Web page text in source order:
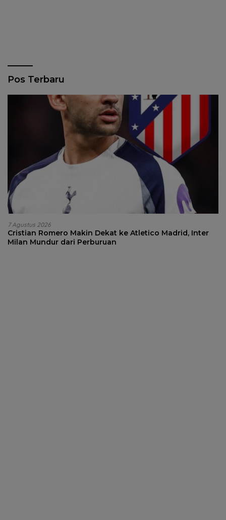
Pos Terbaru
7 Agustus 2026
Cristian Romero Makin Dekat ke Atletico Madrid, Inter
Milan Mundur dari Perburuan